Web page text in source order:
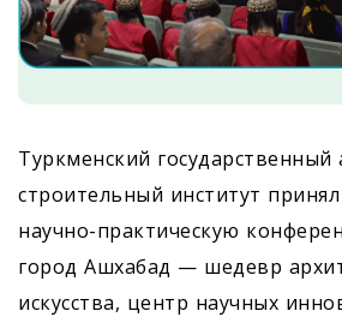
Туркменский государственный
строительный институт
научно-практическую
город Ашхабад — шедевр
искусства, центр научных